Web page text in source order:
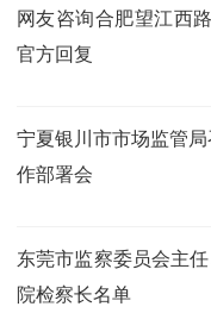
网友咨询合肥望江西
官方回复
宁夏银川市市场监管
作部署会
东莞市监察委员会主
院检察长名单